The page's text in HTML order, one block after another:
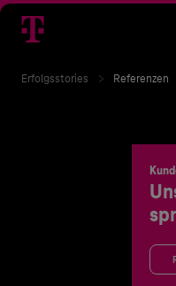
Erfolgsstories Referenzen